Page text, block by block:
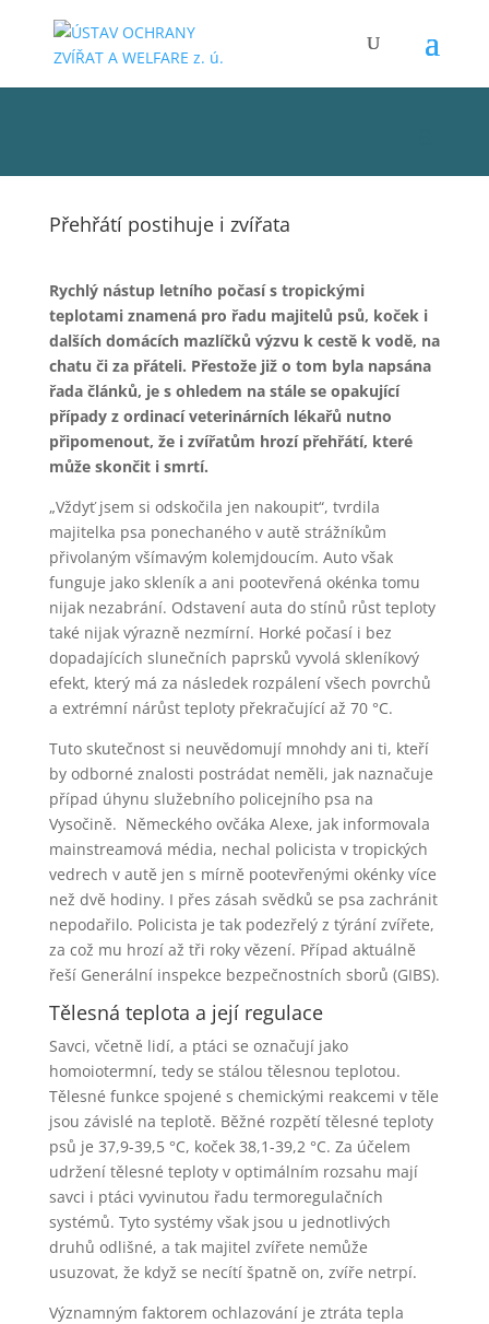
Přehřátí postihuje i zvířata
Rychlý nástup letního počasí s tropickými
teplotami znamená pro řadu majitelů psů, koček i
dalších domácích mazlíčků výzvu k cestě k vodě, na
chatu či za přáteli. Přestože již o tom byla napsána
řada článků, je s ohledem na stále se opakující
případy z ordinací veterinárních lékařů nutno
připomenout, že i zvířatům hrozí přehřátí, které
může skončit i smrtí.
„Vždyť jsem si odskočila jen nakoupit“, tvrdila
majitelka psa ponechaného v autě strážníkům
přivolaným všímavým kolemjdoucím. Auto však
funguje jako skleník a ani pootevřená okénka tomu
nijak nezabrání. Odstavení auta do stínů růst teploty
také nijak výrazně nezmírní. Horké počasí i bez
dopadajících slunečních paprsků vyvolá skleníkový
efekt, který má za následek rozpálení všech povrchů
a extrémní nárůst teploty překračující až 70 °C.
Tuto skutečnost si neuvědomují mnohdy ani ti, kteří
by odborné znalosti postrádat neměli, jak naznačuje
případ úhynu služebního policejního psa na
Vysočině. Německého ovčáka Alexe, jak informovala
mainstreamová média, nechal policista v tropických
vedrech v autě jen s mírně pootevřenými okénky více
než dvě hodiny. I přes zásah svědků se psa zachránit
nepodařilo. Policista je tak podezřelý z týrání zvířete,
za což mu hrozí až tři roky vězení. Případ aktuálně
řeší Generální inspekce bezpečnostních sborů (GIBS).
Tělesná teplota a její regulace
Savci, včetně lidí, a ptáci se označují jako
homoiotermní, tedy se stálou tělesnou teplotou.
Tělesné funkce spojené s chemickými reakcemi v těle
jsou závislé na teplotě. Běžné rozpětí tělesné teploty
psů je 37,9-39,5 °C, koček 38,1-39,2 °C. Za účelem
udržení tělesné teploty v optimálním rozsahu mají
savci i ptáci vyvinutou řadu termoregulačních
systémů. Tyto systémy však jsou u jednotlivých
druhů odlišné, a tak majitel zvířete nemůže
usuzovat, že když se necítí špatně on, zvíře netrpí.
Významným faktorem ochlazování je ztráta tepla